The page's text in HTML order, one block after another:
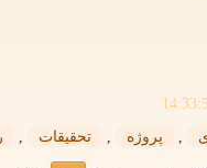
, پروژه , تحقیقات ,